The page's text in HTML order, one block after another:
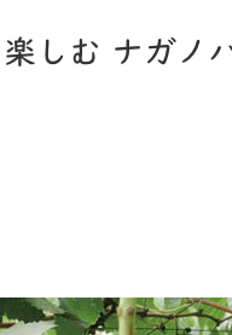
しむ ナガノ